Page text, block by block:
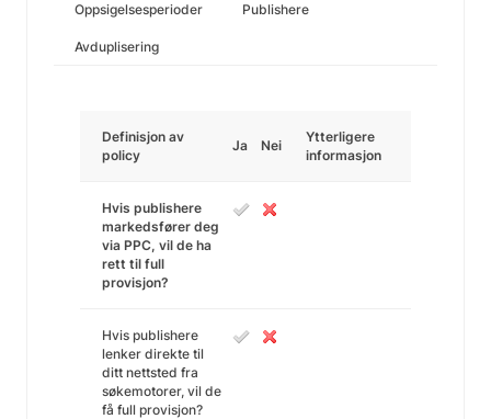
Oppsigelsesperioder Publishere
Avduplisering
Definisjon av
policy
Ja Nei
Ytterligere
informasjon
Hvis publishere
markedsfører deg
via PPC, vil de ha
rett til full
provisjon?
Hvis publishere
lenker direkte til
ditt nettsted fra
søkemotorer, vil de
få full provisjon?